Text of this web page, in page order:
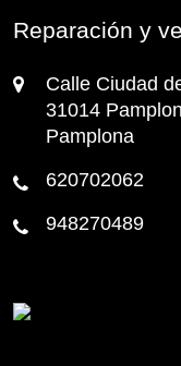
Reparación y
Calle Ciudad
31014
Pamplona
620702062
948270489